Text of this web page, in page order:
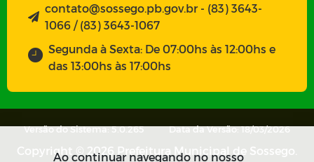
contato@sossego.pb.gov.br - (83) 3643-
1066 / (83) 3643-1067
Segunda à Sexta: De 07:00hs às 12:00hs e
das 13:00hs às 17:00hs
Versão do Sistema: 5.0.265 Data da Versão: 18/03/2026
Copyright © 2026 Prefeitura Municipal de Sossego.
Ao continuar navegando no nosso